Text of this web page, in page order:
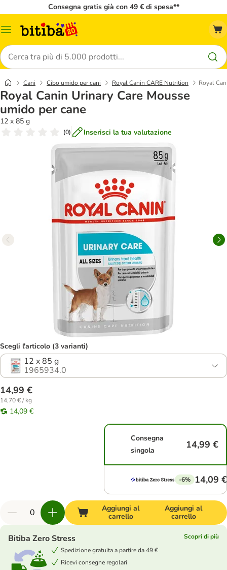
Consegna gratis già con 49 € di spesa**
Overview
Cerca
Cani Cibo umido per cani Royal Canin CARE Nutrition Royal
Royal Canin Urinary Care Mousse
umido per cane
12 x 85 g
(0) Inserisci la tua valutazione
Scegli l'articolo (3 varianti)
12 x 85 g
1965934.0
14,99 €
14,70 € / kg
14,09 €
Consegna
singola
14,99 €
-6% 14,09 €
Aggiungi al
carrello
Aggiungi al
carrello
Bitiba Zero Stress
Scopri di più
Spedizione gratuita a partire da 49 €
Ricevi consegne regolari